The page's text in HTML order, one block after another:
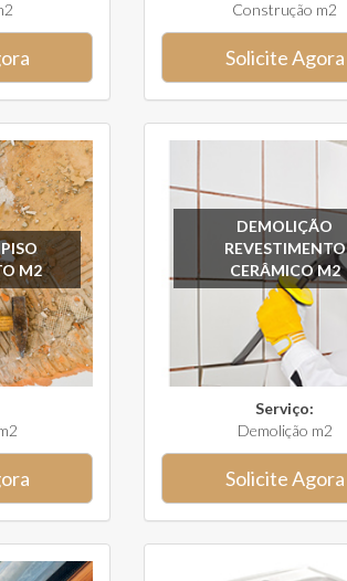
Construção m2
Solicite Agora
M2
DEMOLIÇÃO
REVESTIMENTO
CERÂMICO M2
Serviço:
Demolição m2
Solicite Agora